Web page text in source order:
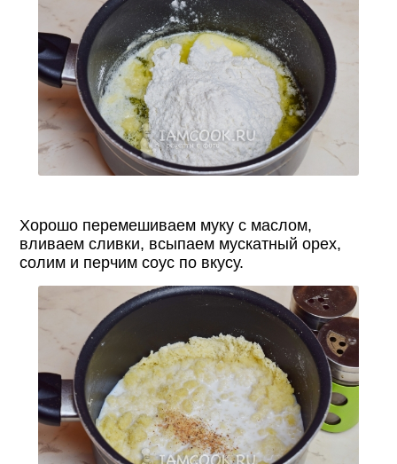
Хорошо перемешиваем муку с маслом,
вливаем сливки, всыпаем мускатный орех,
солим и перчим соус по вкусу.